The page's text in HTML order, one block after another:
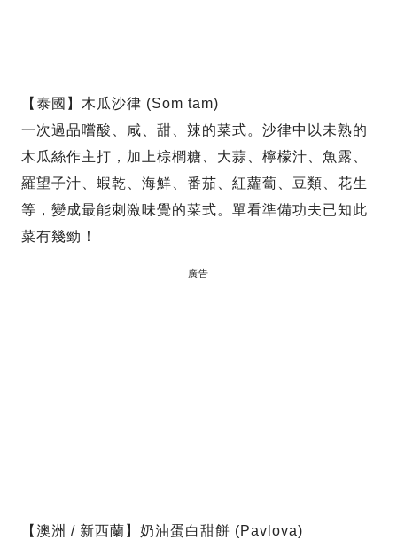
【泰國】木瓜沙律 (Som tam)
一次過品嚐酸、咸、甜、辣的菜式。沙律中以未熟的
木瓜絲作主打，加上棕櫚糖、大蒜、檸檬汁、魚露、
羅望子汁、蝦乾、海鮮、番茄、紅蘿蔔、豆類、花生
等，變成最能刺激味覺的菜式。單看準備功夫已知此
菜有幾勁！
廣告
【澳洲 / 新西蘭】奶油蛋白甜餅 (Pavlova)